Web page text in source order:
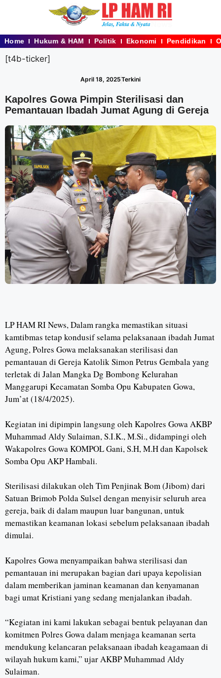
Home Hukum & HAM Politik Ekonomi Pendidikan
[t4b-ticker]
April 18, 2025Terkini
Kapolres Gowa Pimpin Sterilisasi dan
Pemantauan Ibadah Jumat Agung di Gereja
LP HAM RI News, Dalam rangka memastikan situasi
kamtibmas tetap kondusif selama pelaksanaan ibadah Jumat
Agung, Polres Gowa melaksanakan sterilisasi dan
pemantauan di Gereja Katolik Simon Petrus Gembala yang
terletak di Jalan Mangka Dg Bombong Kelurahan
Manggarupi Kecamatan Somba Opu Kabupaten Gowa,
Jum’at (18/4/2025).
Kegiatan ini dipimpin langsung oleh Kapolres Gowa AKBP
Muhammad Aldy Sulaiman, S.I.K., M.Si., didampingi oleh
Wakapolres Gowa KOMPOL Gani, S.H, M.H dan Kapolsek
Somba Opu AKP Hambali.
Sterilisasi dilakukan oleh Tim Penjinak Bom (Jibom) dari
Satuan Brimob Polda Sulsel dengan menyisir seluruh area
gereja, baik di dalam maupun luar bangunan, untuk
memastikan keamanan lokasi sebelum pelaksanaan ibadah
dimulai.
Kapolres Gowa menyampaikan bahwa sterilisasi dan
pemantauan ini merupakan bagian dari upaya kepolisian
dalam memberikan jaminan keamanan dan kenyamanan
bagi umat Kristiani yang sedang menjalankan ibadah.
“Kegiatan ini kami lakukan sebagai bentuk pelayanan dan
komitmen Polres Gowa dalam menjaga keamanan serta
mendukung kelancaran pelaksanaan ibadah keagamaan di
wilayah hukum kami,” ujar AKBP Muhammad Aldy
Sulaiman.